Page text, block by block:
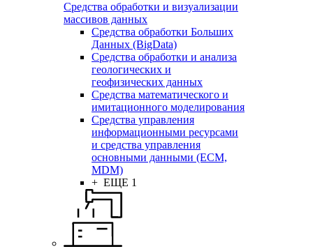
Средства обработки и визуализации
массивов данных
Средства обработки Больших
Данных (BigData)
Средства обработки и анализа
геологических и
геофизических данных
Средства математического и
имитационного моделирования
Средства управления
информационными ресурсами
и средства управления
основными данными (ECM,
MDM)
+ ЕЩЕ 1